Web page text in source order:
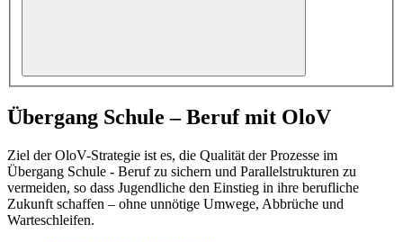
Übergang Schule – Beruf mit OloV
Ziel der OloV-Strategie ist es, die Qualität der Prozesse im
Übergang Schule - Beruf zu sichern und Parallelstrukturen zu
vermeiden, so dass Jugendliche den Einstieg in ihre berufliche
Zukunft schaffen – ohne unnötige Umwege, Abbrüche und
Warteschleifen.